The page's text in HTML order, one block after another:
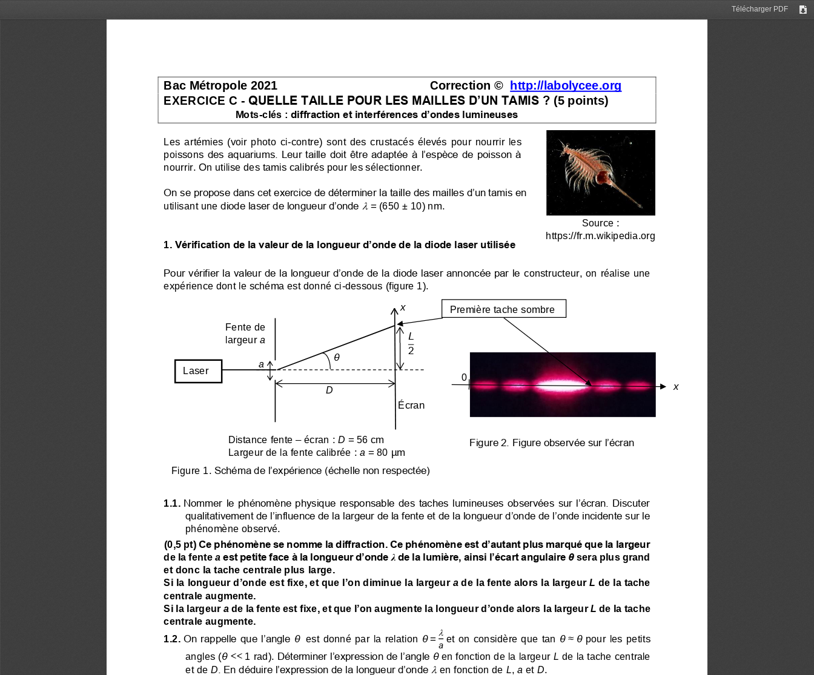
Télécharger PDF
Bac Métropole 2021 Correction © http://labolycee.org
EXERCICE C - QUELLE TAILLE POUR LES MAILLES D’UN TAMIS ? (5 points)
Mots-clés : diffraction et interférences d’ondes lumineuses
Les  artémies  (voir  photo  ci-contre)  sont  des  crustacés  élevés  pour  nourrir  les
poissons des aquariums. Leur taille doit être adaptée à l’espèce de poisson à
nourrir. On utilise des tamis calibrés pour les sélectionner.
On se propose dans cet exercice de déterminer la taille des mailles d’un tamis en
utilisant une diode laser de longueur d’onde  = (650 ± 10) nm.
1. Vérification de la valeur de la longueur d’onde de la diode laser utilisée
Pour vérifier la valeur de la longueur d’onde de la diode laser annoncée par le constructeur, on réalise une
expérience dont le schéma est donné ci-dessous (figure 1).
Distance fente – écran : D = 56 cm
Largeur de la fente calibrée : a = 80 μm
1.1.
Nommer le phénomène physique responsable des taches lumineuses observées sur l’écran. Discuter
qualitativement de l’influence de la largeur de la fente et de la longueur d’onde de l’onde incidente sur le
phénomène observé.
(0,5 pt) Ce phénomène se nomme la diffraction. Ce phénomène est d’autant plus marqué que la largeur
de la fente a est petite face à la longueur d’onde λ de la lumière, ainsi l’écart angulaire θ sera plus grand
et donc la tache centrale plus large
Si la longueur d’onde est fixe, et que l’on diminue la largeur a de la fente alors la largeur L de la tache
centrale augmente.
Si la largeur a de la fente est fixe, et que l’on augmente la longueur d’onde alors la largeur L de la tache
centrale augmente.
1.2. On rappelle que l’angle θ est  donné  par  la relation θ =

a
et  on  considère  que tan θ ≈ θ pour  les  petits
angles (θ << 1 rad). Déterminer l’expression de l’angle θ en fonction de la largeur L de la tache centrale
et de D . En déduire l’expression de la longueur d’onde  en fonction de L , a et D
Source :
https://fr.m.wikipedia.org
Figure 2. Figure observée sur l’écran
Figure 1 Schéma de l’expérience (échelle non respectée)
0
x
L
2
Laser
Fente de
largeur a
θ
D
a
Écran
x Première tache sombre